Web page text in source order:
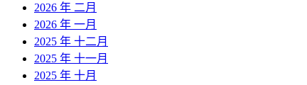
2026 年 二月
2026 年 一月
2025 年 十二月
2025 年 十一月
2025 年 十月